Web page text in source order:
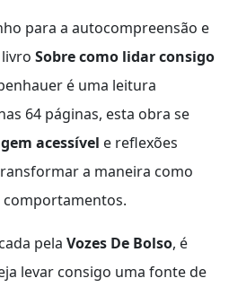
para a autocompreensão e
Sobre como lidar consigo
é uma leitura
64 páginas, esta obra se
acessível e reflexões
a maneira como
comportamentos.
pela Vozes De Bolso, é
levar consigo uma fonte de